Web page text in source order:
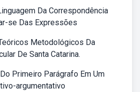
Da Correspondência
se Das Expressões
Metodológicos Da
De Santa Catarina.
Primeiro Parágrafo Em Um
argumentativo